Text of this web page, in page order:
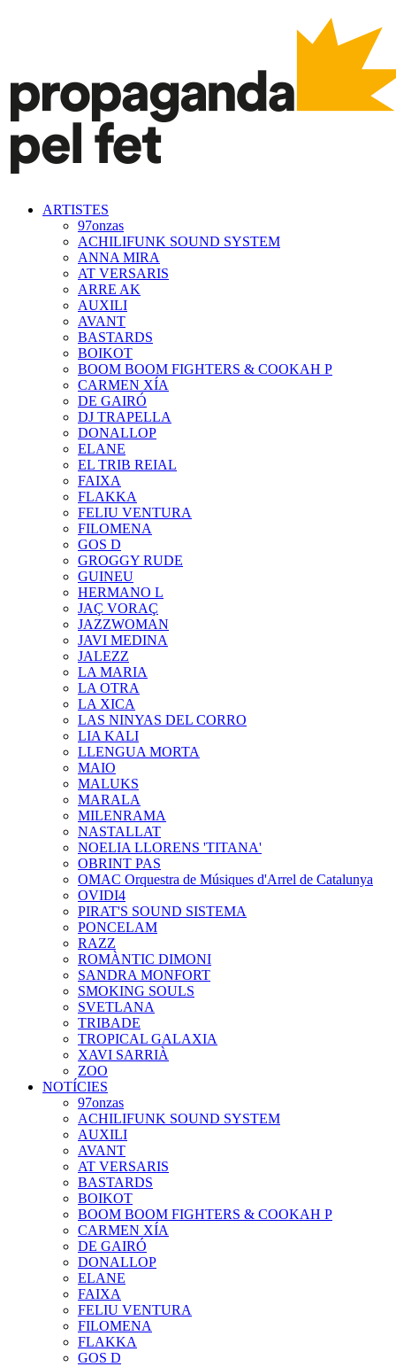
ARTISTES
97onzas
ACHILIFUNK SOUND SYSTEM
ANNA MIRA
AT VERSARIS
ARRE AK
AUXILI
AVANT
BASTARDS
BOIKOT
BOOM BOOM FIGHTERS & COOKAH P
CARMEN XÍA
DE GAIRÓ
DJ TRAPELLA
DONALLOP
ELANE
EL TRIB REIAL
FAIXA
FLAKKA
FELIU VENTURA
FILOMENA
GOS D
GROGGY RUDE
GUINEU
HERMANO L
JAÇ VORAÇ
JAZZWOMAN
JAVI MEDINA
JALEZZ
LA MARIA
LA OTRA
LA XICA
LAS NINYAS DEL CORRO
LIA KALI
LLENGUA MORTA
MAIO
MALUKS
MARALA
MILENRAMA
NASTALLAT
NOELIA LLORENS 'TITANA'
OBRINT PAS
OMAC Orquestra de Músiques d'Arrel de Catalunya
OVIDI4
PIRAT'S SOUND SISTEMA
PONCELAM
RAZZ
ROMÀNTIC DIMONI
SANDRA MONFORT
SMOKING SOULS
SVETLANA
TRIBADE
TROPICAL GALAXIA
XAVI SARRIÀ
ZOO
NOTÍCIES
97onzas
ACHILIFUNK SOUND SYSTEM
AUXILI
AVANT
AT VERSARIS
BASTARDS
BOIKOT
BOOM BOOM FIGHTERS & COOKAH P
CARMEN XÍA
DE GAIRÓ
DONALLOP
ELANE
FAIXA
FELIU VENTURA
FILOMENA
FLAKKA
GOS D